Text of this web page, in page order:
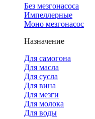
Без мезгонасоса
Импеллерные
Моно мезгонасос
Назначение
Для самогона
Для масла
Для сусла
Для вина
Для мезги
Для молока
Для воды